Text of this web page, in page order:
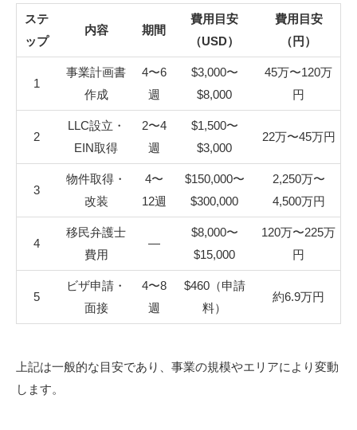
ステ
ップ
内容 期間
費用目安
（USD）
費用目安
（円）
1
事業計画書
作成
4〜6
週
$3,000〜
$8,000
45万〜120万
円
2
LLC設立・
EIN取得
2〜4
週
$1,500〜
$3,000
22万〜45万円
3
物件取得・
改装
4〜
12週
$150,000〜
$300,000
2,250万〜
4,500万円
4
移民弁護士
費用
—
$8,000〜
$15,000
120万〜225万
円
5
ビザ申請・
面接
4〜8
週
$460（申請
料）
約6.9万円
上記は一般的な目安であり、事業の規模やエリアにより変動
します。